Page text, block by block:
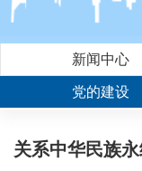
新闻中心
党的建设
关系中华民族